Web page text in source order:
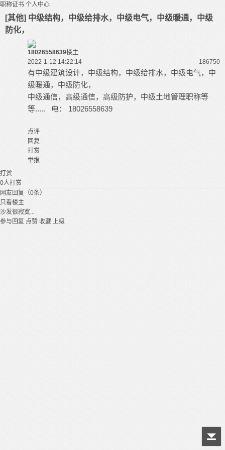
职称证书 个人中心
[其他] 中级结构，中级给排水，中级电气，中级暖通，中级
防化，
18026558639楼主
2022-1-12 14:22:14
186750
有中级建筑设计，中级结构，中级给排水，中级电气，中
级暖通，中级防化，
中级通信，高级通信，高级防护，中级土地管理职称等
等..... 电： 18026558639
点评
回复
打赏
举报
打赏
0人打赏
网友回复（0条）
只看楼主
沙发很寂寞...
参与回复 点赞 收藏 上级